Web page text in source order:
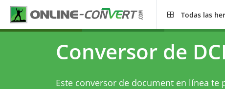
Todas las
Conversor de
Este conversor de document en línea te